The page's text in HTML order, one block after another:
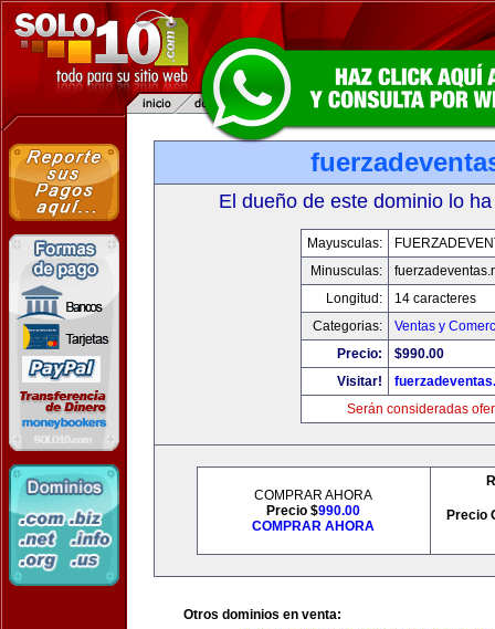
El dueño de este dominio lo
Mayusculas:
Minusculas:
Longitud:
14 caracteres
Categorias:
Ventas y
Precio:
$990.00
Visitar!
Serán consideradas
COMPRAR AHORA
Precio $990.00
COMPRAR AHORA
Precio
Otros dominios en venta: